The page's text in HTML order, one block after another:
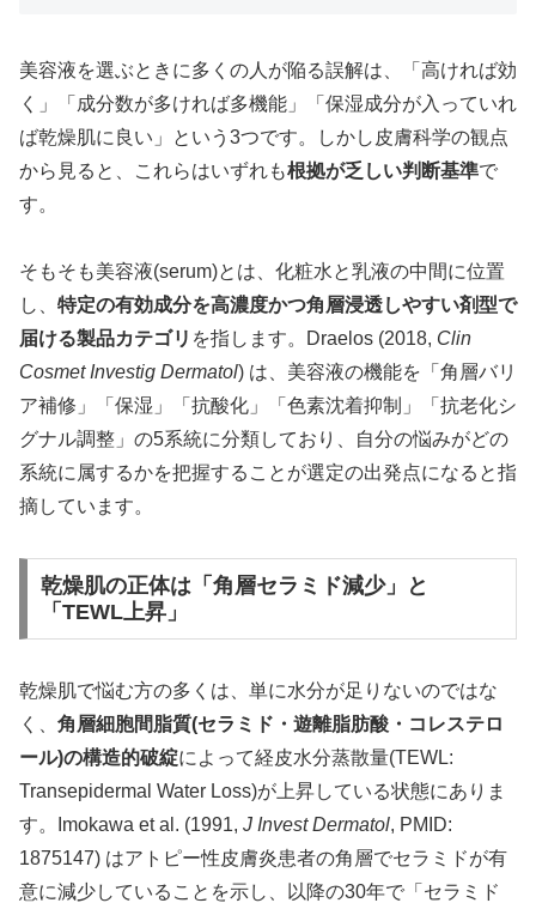
美容液を選ぶときに多くの人が陥る誤解は、「高ければ効
く」「成分数が多ければ多機能」「保湿成分が入っていれ
ば乾燥肌に良い」という3つです。しかし皮膚科学の観点
から見ると、これらはいずれも根拠が乏しい判断基準で
す。
そもそも美容液(serum)とは、化粧水と乳液の中間に位置
し、 特定の有効成分を高濃度かつ角層浸透しやすい剤型で
届ける製品カテゴリ を指します。Draelos (2018, Clin
Cosmet Investig Dermatol) は、美容液の機能を「角層バリ
ア補修」「保湿」「抗酸化」「色素沈着抑制」「抗老化シ
グナル調整」の5系統に分類しており、自分の悩みがどの
系統に属するかを把握することが選定の出発点になると指
摘しています。
乾燥肌の正体は「角層セラミド減少」と
「TEWL上昇」
乾燥肌で悩む方の多くは、単に水分が足りないのではな
く、 角層細胞間脂質(セラミド・遊離脂肪酸・コレステロ
ール)の構造的破綻によって経皮水分蒸散量(TEWL:
Transepidermal Water Loss)が上昇している状態にありま
す。Imokawa et al. (1991, J Invest Dermatol, PMID:
1875147) はアトピー性皮膚炎患者の角層でセラミドが有
意に減少していることを示し、以降の30年で「セラミド